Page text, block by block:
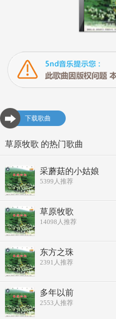
下载歌曲
草原牧歌 的热门歌曲
采蘑菇的小姑娘
5399 人推荐
草原牧歌
14098 人推荐
东方之珠
2391 人推荐
多年以前
2553 人推荐